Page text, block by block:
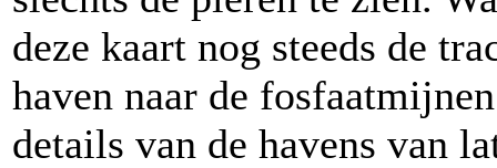
deze kaart nog steeds de
haven naar de
details van de havens van